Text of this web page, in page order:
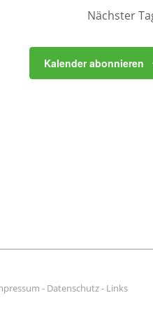
Nächster
Kalender abonnieren
- Datenschutz- Links